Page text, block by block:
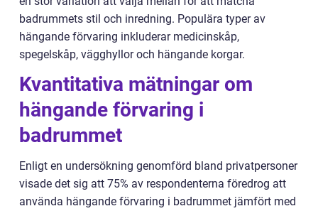
badrummets stil och inredning. Populära typer av
hängande förvaring inkluderar medicinskåp,
spegelskåp, vägghyllor och hängande korgar.
Kvantitativa mätningar om
hängande förvaring i
badrummet
Enligt en undersökning genomförd bland privatpersoner
visade det sig att 75% av respondenterna föredrog att
använda hängande förvaring i badrummet jämfört med